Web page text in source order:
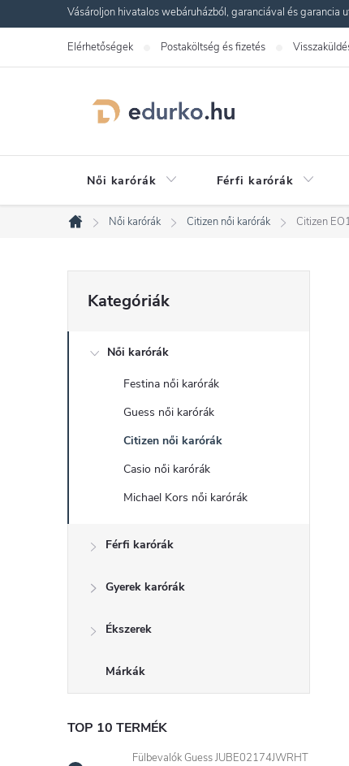
a
Vásároljon hivatalos webáruházból, garanciával és garancia
Elérhetőségek Postaköltség és fizetés
Női karórák Férfi karórák
Kezdőlap
Női karórák Citizen női karórák Citizen
O
l
ó
e
l
átugrása
Kategóriák
Női karórák
Festina női karórák
Guess női karórák
Citizen női karórák
Casio női karórák
Michael Kors női karórák
Férfi karórák
Gyerek karórák
Ékszerek
Márkák
TOP 10 TERMÉK
Fülbevalók Guess JUBE02174JWRHT